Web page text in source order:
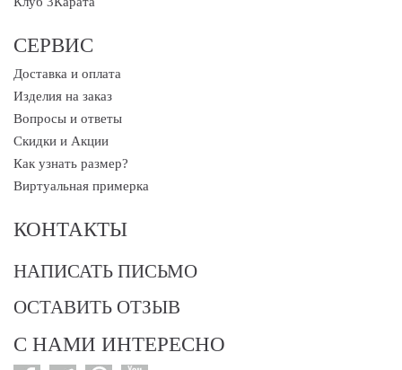
СЕРВИС
Доставка и оплата
Изделия на заказ
Вопросы и ответы
Скидки и Акции
Как узнать размер?
Виртуальная примерка
КОНТАКТЫ
НАПИСАТЬ ПИСЬМО
ОСТАВИТЬ ОТЗЫВ
С НАМИ ИНТЕРЕСНО